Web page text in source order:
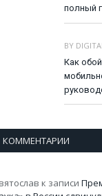
полный
BY
Как
КОММЕНТАРИИ
к записи